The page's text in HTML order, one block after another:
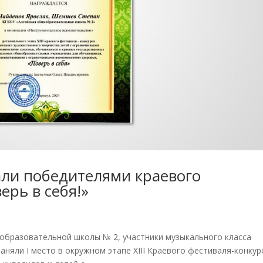
победителями краевого
в себя!»
школы № 2, участники музыкального класса
I место в окружном этапе XIII Краевого фестиваля-